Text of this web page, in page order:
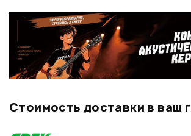
Стоимость доставки в ваш